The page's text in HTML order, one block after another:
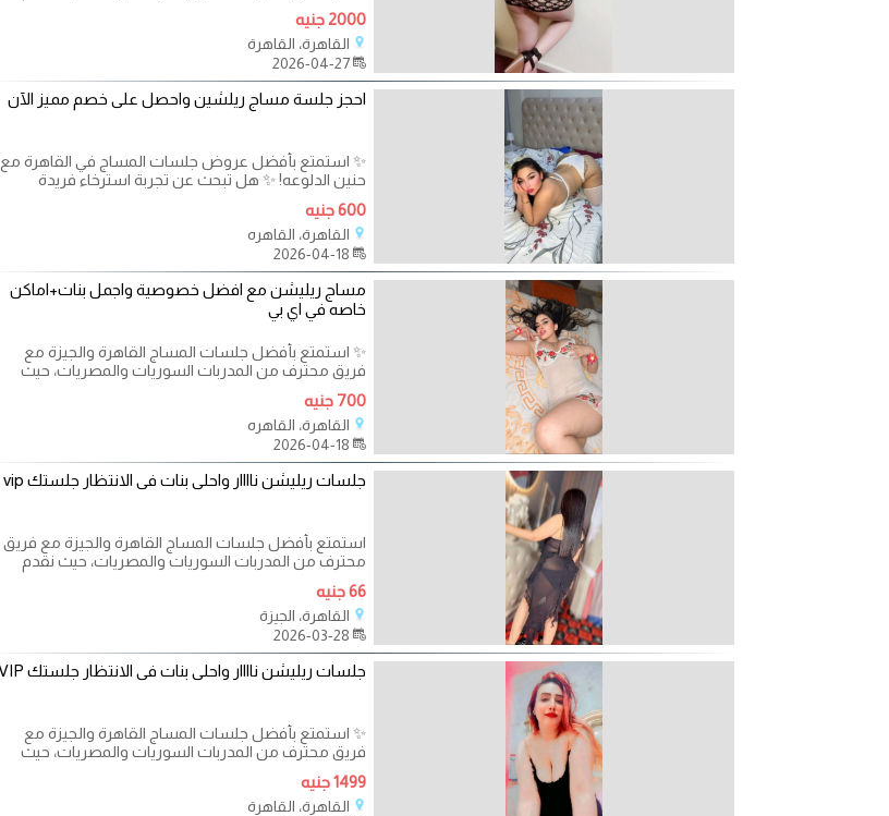
2000 جنيه
القاهرة، القاهرة
2026-04-27
احجز جلسة مساج ريلشين واحصل على خصم مميز الآن
✨ استمتع بأفضل عروض جلسات المساج في القاهرة مع
حنين الدلوعه! ✨ هل تبحث عن تجربة استرخاء فريدة
600 جنيه
القاهرة، القاهره
مساج ريليشن مع افضل خصوصية واجمل بنات+اماكن
خاصه في اي بي
✨ استمتع بأفضل جلسات المساج القاهرة والجيزة مع
فريق محترف من المدربات السوريات والمصريات، حيث
700 جنيه
القاهرة، القاهره
جلسات ريليشن ناااار واحلى بنات فى الانتظار جلستك vip
استمتع بأفضل جلسات المساج القاهرة والجيزة مع فريق
محترف من المدربات السوريات والمصريات، حيث نقدم
66 جنيه
القاهرة، الجيزة
جلسات ريليشن ناااار واحلى بنات فى الانتظار جلستك VIP
✨ استمتع بأفضل جلسات المساج القاهرة والجيزة مع
فريق محترف من المدربات السوريات والمصريات، حيث
1499 جنيه
القاهرة، القاهرة